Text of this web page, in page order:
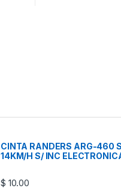
CINTA RANDERS ARG-460
14KM/H S/ INC
$ 10.00